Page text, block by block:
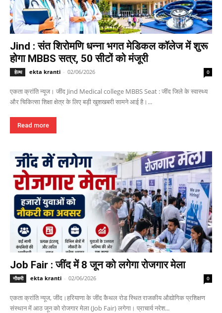
Jind : संत शिरोमणि धन्ना भगत मेडिकल कॉलेज में शुरू
होगा MBBS सत्र, 50 सीटों को मंजूरी
हेल्थ ekta kranti - 02/06/2026 0
एकता क्रांति न्यूज। जींद Jind Medical college MBBS Seat : जींद जिले के स्वास्थ्य
और चिकित्सा शिक्षा क्षेत्र के लिए बड़ी खुशखबरी सामने आई है।...
Read more
Job Fair : जींद में 8 जून को लगेगा रोजगार मेला
नौकरी ekta kranti - 02/06/2026 0
एकता क्रांति न्यूज, जींद।हरियाणा के जींद कैथल रोड स्थित राजकीय औद्योगिक प्रशिक्षण
संस्थान में आठ जून को रोजगार मेला (Job Fair) लगेगा। प्राचार्य नरेश...